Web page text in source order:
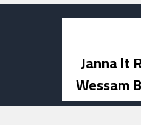
Janna lt
Wessam